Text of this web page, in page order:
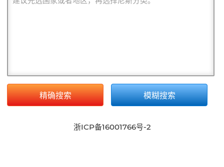
精确搜索 模糊搜索
浙ICP备16001766号-2